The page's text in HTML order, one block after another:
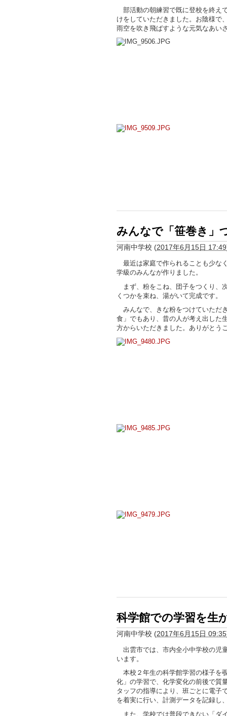
部活動の朝練習で既に登校を終え
けをしていただきました。お陰様で
雨空を吹き飛ばすような元気なあい
みんなで「笹巻き」
河南中学校 (2017年6月15日 17:49
最近は家庭で作られることも少な
学級のみんなが作りました。
まず、粉をこね、団子をつくり、
くつかを束ね、湯がいて完成です。
みんなで、きな粉をつけていただ
食」でもあり、昔の人が考え出した
方からいただきました。ありがとう
科学館での学習を生
河南中学校 (2017年6月15日 09:35
出雲市では、市内全小中学校の児
います。
本校２年生の科学館学習の様子を
化」の学習で、化学変化の前後で質
タッフの指導により、班ごとに電子
を着実に行い、計測データを記録し
また、学校では普段できない「ダ